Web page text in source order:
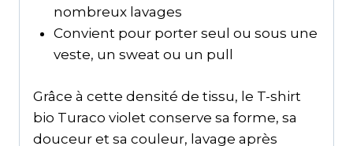
nombreux lavages
Convient pour porter seul ou sous une
veste, un sweat ou un pull
Grâce à cette densité de tissu, le T-shirt
bio Turaco violet conserve sa forme, sa
douceur et sa couleur, lavage après